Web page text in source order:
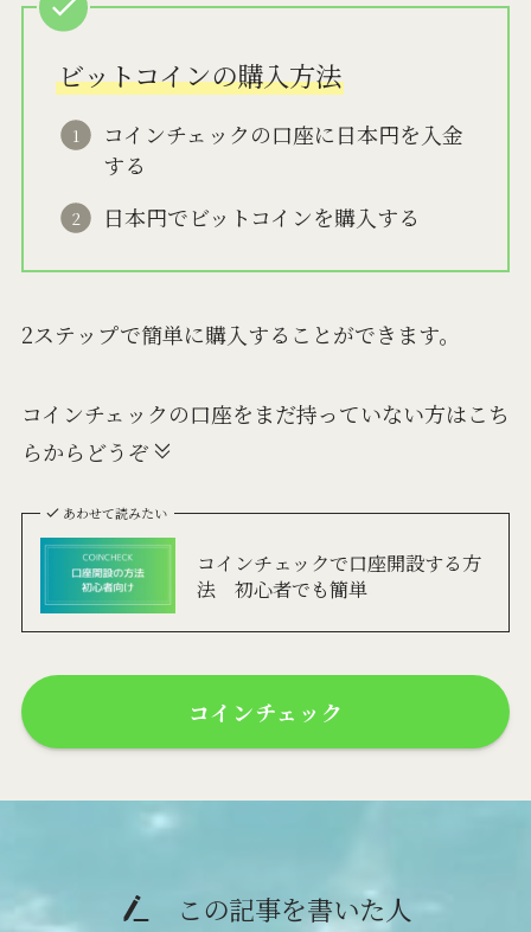
ビットコインの購入方法
コインチェックの口座に日本円を入金
する
日本円でビットコインを購入する
2ステップで簡単に購入することができます。
コインチェックの口座をまだ持っていない方はこち
らからどうぞ
あわせて読みたい
コインチェックで口座開設する方
法 初心者でも簡単
コインチェック
この記事を書いた人